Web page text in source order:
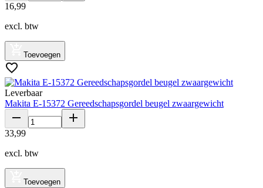
16,99
excl. btw
Toevoegen
Leverbaar
Makita E-15372 Gereedschapsgordel beugel zwaargewicht
33,99
excl. btw
Toevoegen